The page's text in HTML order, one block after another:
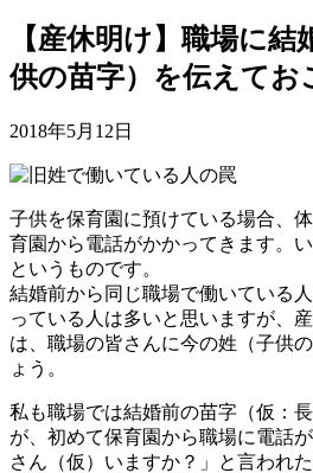
【産休明け】職場に結
供の苗字）を伝えてお
子供を保育園に預けている場合、
育園から電話がかかってきます。
というものです。
結婚前から同じ職場で働いている
っている人は多いと思いますが、
は、職場の皆さんに今の姓（子供
ょう。
私も職場では結婚前の苗字（仮：
が、初めて保育園から職場に電話
さん（仮）いますか？」と言われ